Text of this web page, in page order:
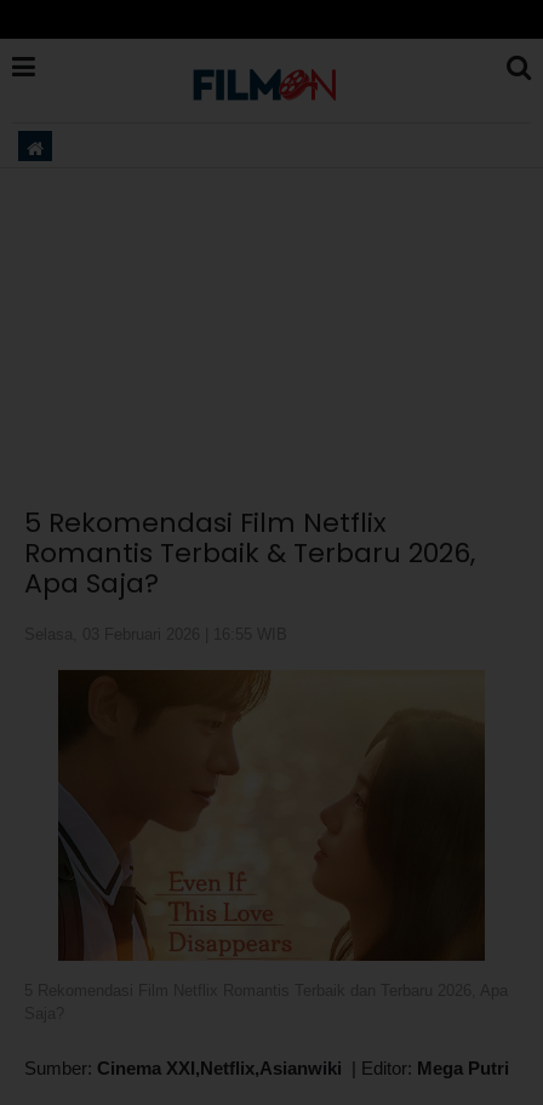
5 Rekomendasi Film Netflix
Romantis Terbaik & Terbaru 2026,
Apa Saja?
Sumber: Cinema XXI,Netflix,Asianwiki | Editor: Mega Putri